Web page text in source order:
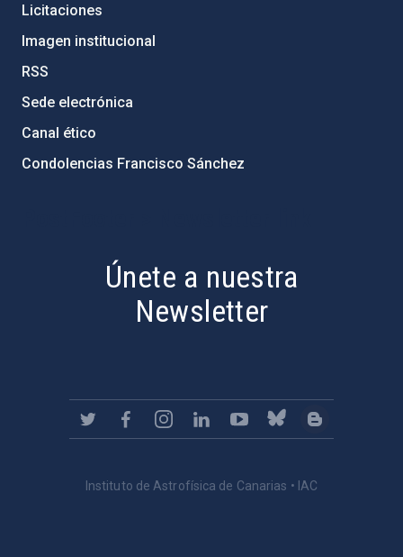
Licitaciones
Imagen institucional
RSS
Sede electrónica
Canal ético
Condolencias Francisco Sánchez
Únete a nuestra
Newsletter
Instituto de Astrofísica de Canarias • IAC